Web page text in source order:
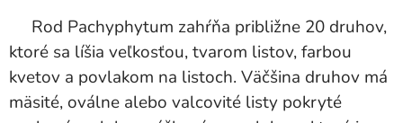
Rod Pachyphytum zahŕňa približne 20 druhov,
ktoré sa líšia veľkosťou, tvarom listov, farbou
kvetov a povlakom na listoch. Väčšina druhov má
mäsité, oválne alebo valcovité listy pokryté